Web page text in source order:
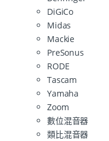
DiGiCo
Midas
Mackie
PreSonus
RODE
Tascam
Yamaha
Zoom
數位混音器
類比混音器